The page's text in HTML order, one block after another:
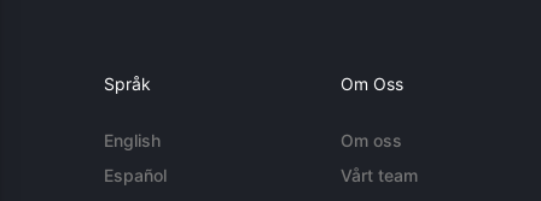
Språk
English
Español
Om Oss
Om oss
Vårt team